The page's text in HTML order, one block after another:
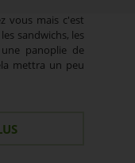
vous mais c'est
sandwichs, les
panoplie de
mettra un peu